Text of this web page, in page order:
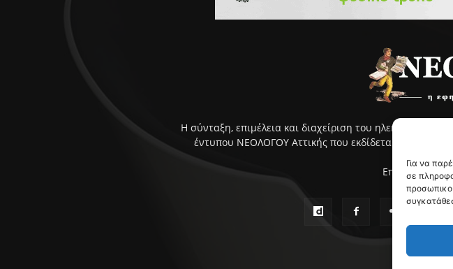
Για να
σε
Η σύνταξη, επιμέλεια και διαχείριση του ηλεκτρονικού
έντυπου ΝΕΟΛΟΓΟΥ Αττικής που εκδίδεται από το
Επικοινωνία: